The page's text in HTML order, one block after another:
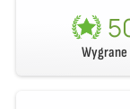
Wygrane